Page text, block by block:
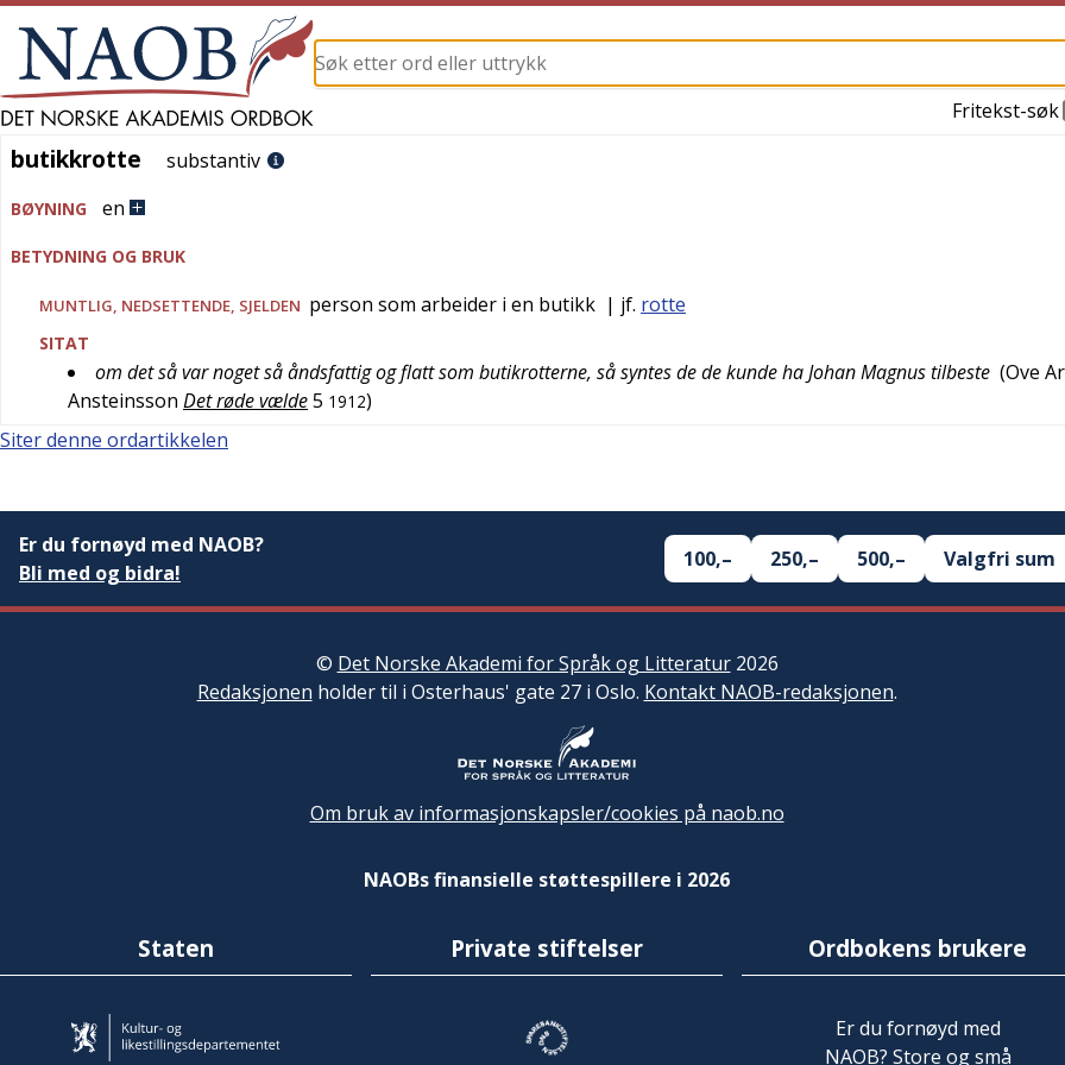
Fritekst-søk
butikkrotte
butikkrotte substantiv
BØYNING en
BETYDNING OG BRUK
MUNTLIG NEDSETTENDE SJELDEN person som arbeider i en butikk | jf. rotte
SITAT
om det så var noget så åndsfattig og flatt som butikrotterne, så syntes de de kunde ha Johan Magnus tilbeste (Ove
Ansteinsson Det røde vælde5 1912)
Siter denne ordartikkelen
Er du fornøyd med NAOB?
Bli med og bidra!
100,– 250,– 500,– Valgfri sum
© Det Norske Akademi for Språk og Litteratur2026
Redaksjonen holder til i Osterhaus' gate 27 i Oslo. Kontakt NAOB-redaksjonen.
Om bruk av informasjonskapsler/cookies på naob.no
NAOBs finansielle støttespillere i 2026
Staten Private stiftelser Ordbokens brukere
Er du fornøyd med
NAOB? Store og små